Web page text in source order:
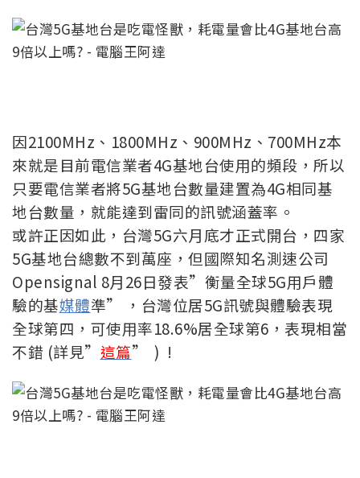
因2100MHz、1800MHz、900MHz、700MHz本
來就是目前電信業者4G基地台使用的頻段，所以
只要電信業者將5G基地台數量建置為4G相同基
地台數量，就能達到雷同的訊號涵蓋率。
或許正因如此，台灣5G六月底才正式開台，四家
5G基地台總數不到萬座，但國際知名測速公司
Opensignal 8月26日發表”衡量全球5G用戶體
驗的基媒體準” ，台灣位居5G訊號與體驗表現
全球第四，可使用率18.6%居全球第6，表現相當
不錯 (詳見” 這篇” ) !